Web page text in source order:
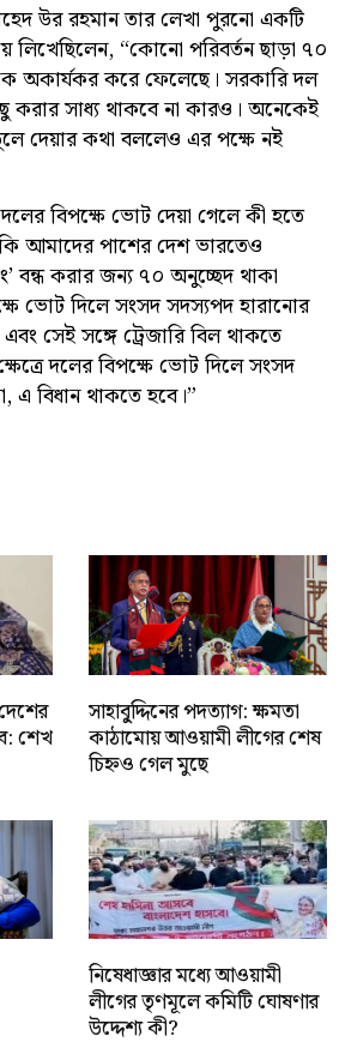
উর রহমান তার লেখা পুরনো একটি
লিখেছিলেন, “কোনো পরিবর্তন ছাড়া ৭০
অকার্যকর করে ফেলেছে। সরকারি দল
করার সাধ্য থাকবে না কারও। অনেকেই
দেয়ার কথা বললেও এর পক্ষে নই
দলের বিপক্ষে ভোট দেয়া গেলে কী হতে
আমাদের পাশের দেশ ভারতেও
বন্ধ করার জন্য ৭০ অনুচ্ছেদ থাকা
ভোট দিলে সংসদ সদস্যপদ হারানোর
সেই সঙ্গে ট্রেজারি বিল থাকতে
দলের বিপক্ষে ভোট দিলে সংসদ
এ বিধান থাকতে হবে।”
শেখ
সাহাবু্দ্দিনের পদত্যাগ: ক্ষমতা
কাঠামোয় আওয়ামী লীগের শেষ
চিহ্নও গেল মুছে
নিষেধাজ্ঞার মধ্যে আওয়ামী
লীগের তৃণমূলে কমিটি ঘোষণার
উদ্দেশ্য কী?